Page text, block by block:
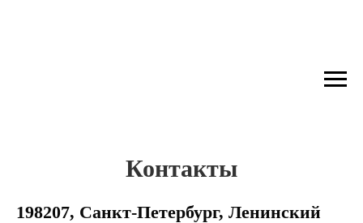
Контакты
198207, Санкт-Петербург, Ленинский